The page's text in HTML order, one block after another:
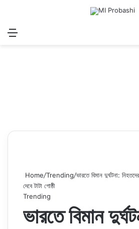
Menu
Home/Trending/ভারতে বিমান দুর্ঘটনা:
দেবে টাটা গোষ্ঠী
Trending
ভারতে বিমান